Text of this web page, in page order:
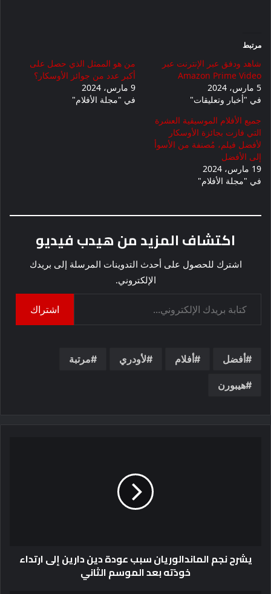
مرتبط
شاهد ودفق عبر الإنترنت عبر
Amazon Prime Video
5 مارس، 2024
في "أخبار وتعليقات"
من هو الممثل الذي حصل على
أكبر عدد من جوائز الأوسكار؟
9 مارس، 2024
في "مجلة الأفلام"
جميع الأفلام الموسيقية العشرة
التي فازت بجائزة الأوسكار
لأفضل فيلم، مُصنفة من الأسوأ
إلى الأفضل
19 مارس، 2024
في "مجلة الأفلام"
اكتشاف المزيد من هيدب فيديو
اشترك للحصول على أحدث التدوينات المرسلة إلى بريدك
الإلكتروني.
اشتراك
أفضل أفلام لأودري مرتبة
هيبورن
يشرح نجم الماندالوريان سبب عودة دين دارين إلى ارتداء
خوذته بعد الموسم الثاني